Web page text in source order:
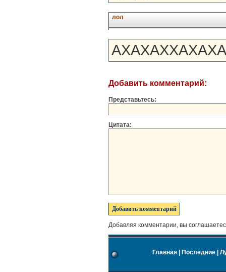
лол
Добавить комментарий:
Представьтесь:
Цитата:
Добавляя комментарии, вы
Главная Последние